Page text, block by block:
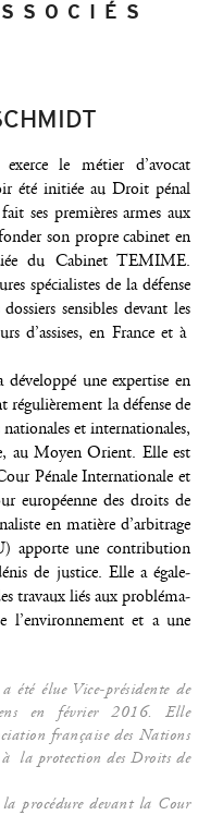
le métier d’a­vo­cat
été ini­tiée au Droit pénal
ses pre­mières armes aux
son propre cabi­net en
du Cabi­net TEMIME.
spé­cia­listes de la défense
sen­sibles devant les
d’as­sises, en France et à
une exper­tise en
la défense de
et inter­na­tio­nales,
au Moyen Orient. Elle est
Pénale Inter­na­tio­nale et
euro­péenne des droits de
en matière d’ar­bi­trage
apporte une contri­bu­tion
de jus­tice. Elle a éga­le­
tra­vaux liés aux pro­blé­ma­
l’en­vi­ron­ne­ment et a une
élue Vice-pré­si­dente de
en février 2016. Elle
fran­çaise des Nations
la pro­tec­tion des Droits de
pro­cé­dure devant la Cour